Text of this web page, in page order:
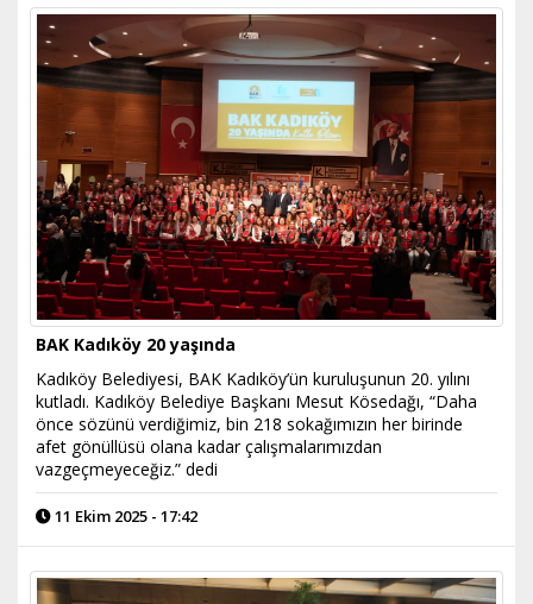
BAK Kadıköy 20 yaşında
Kadıköy Belediyesi, BAK Kadıköy’ün kuruluşunun 20. yılını
kutladı. Kadıköy Belediye Başkanı Mesut Kösedağı, “Daha
önce sözünü verdiğimiz, bin 218 sokağımızın her birinde
afet gönüllüsü olana kadar çalışmalarımızdan
vazgeçmeyeceğiz.” dedi
11 Ekim 2025 - 17:42